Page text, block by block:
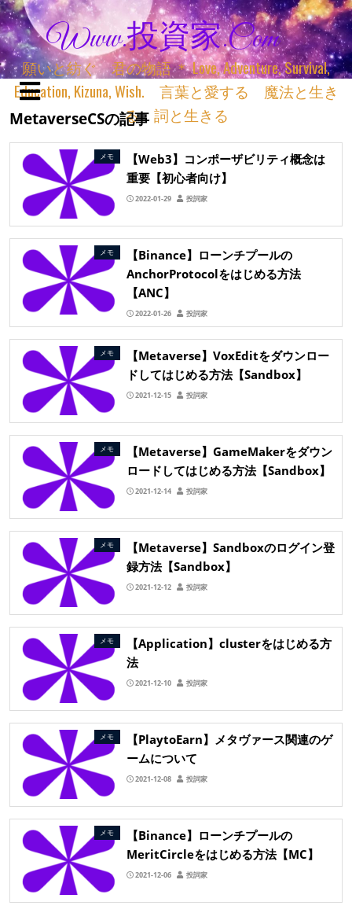
Www.投資家.com
願いと紡ぐ 君の物語 ＊ Love, Adventure, Survival,
Education, Kizuna, Wish. 言葉と愛する 魔法と生き
る 詞と生きる
MetaverseCSの記事
メモ
【Web3】コンポーザビリティ概念は
重要【初心者向け】
2022-01-29 投詞家
メモ
【Binance】ローンチプールの
AnchorProtocolをはじめる方法
【ANC】
2022-01-26 投詞家
メモ
【Metaverse】VoxEditをダウンロー
ドしてはじめる方法【Sandbox】
2021-12-15 投詞家
メモ
【Metaverse】GameMakerをダウン
ロードしてはじめる方法【Sandbox】
2021-12-14 投詞家
メモ
【Metaverse】Sandboxのログイン登
録方法【Sandbox】
2021-12-12 投詞家
メモ
【Application】clusterをはじめる方
法
2021-12-10 投詞家
メモ
【PlaytoEarn】メタヴァース関連のゲ
ームについて
2021-12-08 投詞家
メモ
【Binance】ローンチプールの
MeritCircleをはじめる方法【MC】
2021-12-06 投詞家